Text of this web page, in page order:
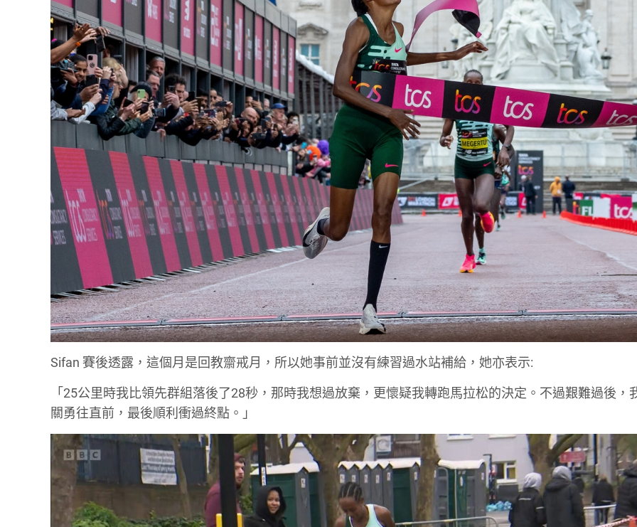
Sifan 賽後透露，這個月是回教齋戒月，所以她事前並沒有練習過水站補給，她亦表示:
「25公里時我比領先群組落後了28秒，那時我想過放棄，更懷疑我轉跑馬拉松的決定。不過艱難過後，
關勇往直前，最後順利衝過終點。」